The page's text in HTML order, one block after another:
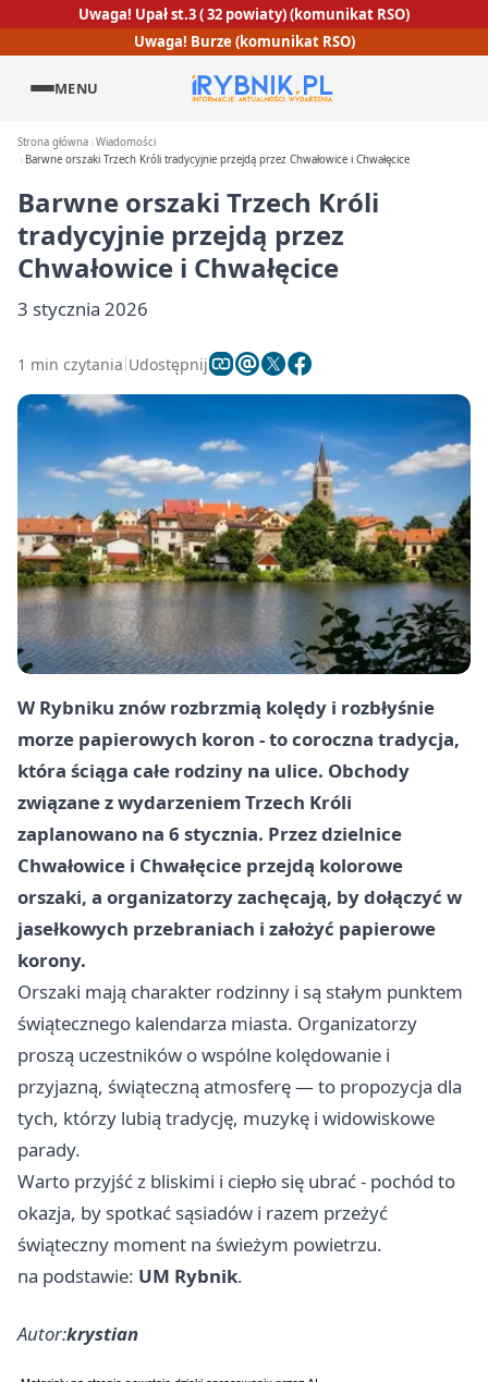
Uwaga! Upał st.3 ( 32 powiaty) (komunikat RSO)
Uwaga! Burze (komunikat RSO)
MENU
Strona główna Wiadomości
Barwne orszaki Trzech Króli tradycyjnie przejdą przez Chwałowice i Chwałęcice
Barwne orszaki Trzech Króli
tradycyjnie przejdą przez
Chwałowice i Chwałęcice
3 stycznia 2026
1 min czytania Udostępnij
W Rybniku znów rozbrzmią kolędy i rozbłyśnie
morze papierowych koron - to coroczna tradycja,
która ściąga całe rodziny na ulice. Obchody
związane z wydarzeniem Trzech Króli
zaplanowano na 6 stycznia. Przez dzielnice
Chwałowice i Chwałęcice przejdą kolorowe
orszaki, a organizatorzy zachęcają, by dołączyć w
jasełkowych przebraniach i założyć papierowe
korony.
Orszaki mają charakter rodzinny i są stałym punktem
świątecznego kalendarza miasta. Organizatorzy
proszą uczestników o wspólne kolędowanie i
przyjazną, świąteczną atmosferę — to propozycja dla
tych, którzy lubią tradycję, muzykę i widowiskowe
parady.
Warto przyjść z bliskimi i ciepło się ubrać - pochód to
okazja, by spotkać sąsiadów i razem przeżyć
świąteczny moment na świeżym powietrzu.
na podstawie: UM Rybnik.
Autor:krystian